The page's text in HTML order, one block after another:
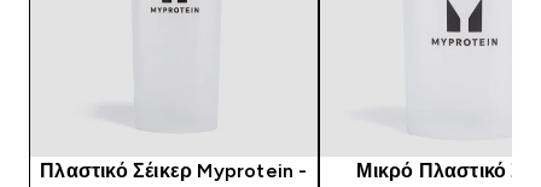
Πλαστικό Σέικερ Myprotein -
Μικρό Πλαστικό